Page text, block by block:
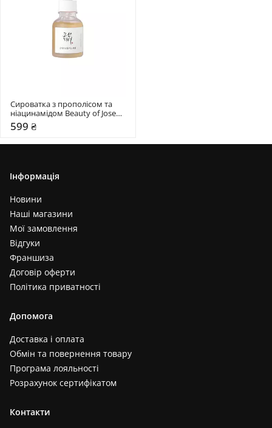
Сироватка з прополісом та
ніацинамідом Beauty of Joseon
30 мл
599 ₴
Інформація
Новини
Наші магазини
Мої замовлення
Відгуки
Франшиза
Договір оферти
Політика приватності
Допомога
Доставка і оплата
Обмін та повернення товару
Програма лояльності
Розрахунок сертифікатом
Контакти